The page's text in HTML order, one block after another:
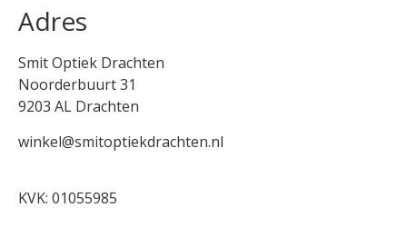
Adres
Smit Optiek Drachten
Noorderbuurt 31
9203 AL Drachten
winkel@smitoptiekdrachten.nl
KVK: 01055985